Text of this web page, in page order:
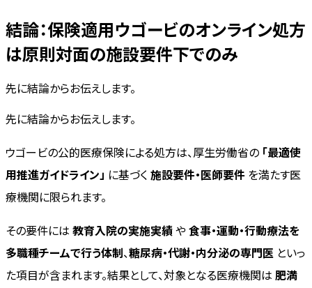
結論：保険適用ウゴービのオンライン処方
は原則対面の施設要件下でのみ
先に結論からお伝えします。
先に結論からお伝えします。
ウゴービの公的医療保険による処方は、厚生労働省の 「最適使
用推進ガイドライン」 に基づく 施設要件・医師要件 を満たす医
療機関に限られます。
その要件には 教育入院の実施実績や食事・運動・行動療法を
多職種チームで行う体制、糖尿病・代謝・内分泌の専門医 といっ
た項目が含まれます。結果として、対象となる医療機関は 肥満